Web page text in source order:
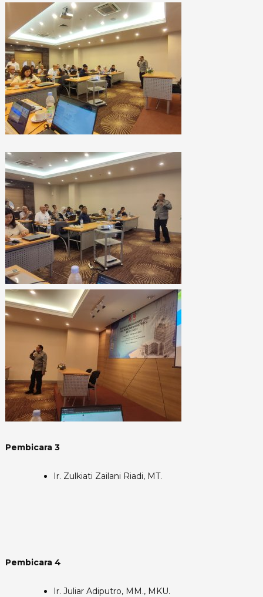
Pembicara 3
Ir. Zulkiati Zailani Riadi, MT.
Pembicara 4
Ir. Juliar Adiputro, MM., MKU.